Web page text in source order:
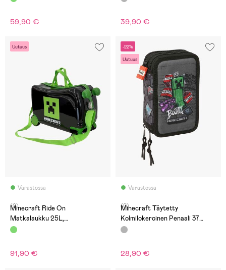
59,90 € 39,90 €
Uutuus
Varastossa
(0)
Minecraft Ride On
Matkalaukku 25L,
Vihreä/Musta
91,90 €
-22%
Uutuus
Varastossa
(0)
Minecraft Täytetty
Kolmilokeroinen Penaali 37
Osaa, Graffiti
28,90 €